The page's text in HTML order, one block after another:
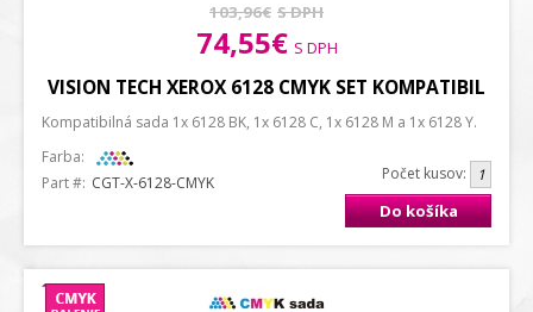
103,96€ S DPH
74,55€ S DPH
Počet kusov:
Do košíka
VISION TECH XEROX 6128 CMYK SET KOMPATIBIL
Kompatibilná sada 1x 6128 BK, 1x 6128 C, 1x 6128 M a 1x 6128 Y.
Farba:
Part #: CGT-X-6128-CMYK